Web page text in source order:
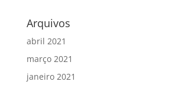
Arquivos
abril 2021
março 2021
janeiro 2021